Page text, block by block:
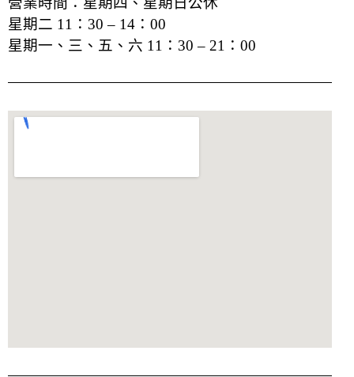
星期二 11：30 – 14：00
星期一、三、五、六 11：30 – 21：00